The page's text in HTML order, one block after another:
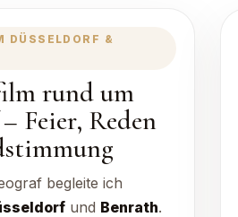
DÜSSELDORF &
rund um
Feier, Reden
begleite ich
und Benrath.